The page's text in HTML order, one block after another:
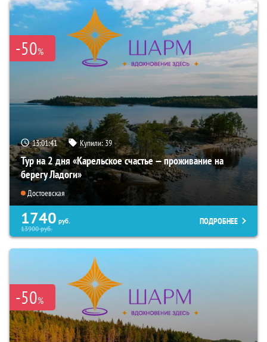
-50%
13:01:40 Купили:39
Тур на 2 дня «Карельское счастье — проживание на
берегу Ладоги»
Достоевская
1740 руб.
13900руб.
ПОДРОБНЕЕ
-50%